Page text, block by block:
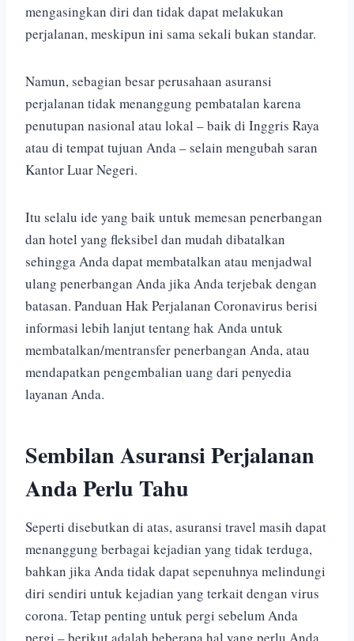
mengasingkan diri dan tidak dapat melakukan
perjalanan, meskipun ini sama sekali bukan standar.
Namun, sebagian besar perusahaan asuransi
perjalanan tidak menanggung pembatalan karena
penutupan nasional atau lokal – baik di Inggris Raya
atau di tempat tujuan Anda – selain mengubah saran
Kantor Luar Negeri.
Itu selalu ide yang baik untuk memesan penerbangan
dan hotel yang fleksibel dan mudah dibatalkan
sehingga Anda dapat membatalkan atau menjadwal
ulang penerbangan Anda jika Anda terjebak dengan
batasan. Panduan Hak Perjalanan Coronavirus berisi
informasi lebih lanjut tentang hak Anda untuk
membatalkan/mentransfer penerbangan Anda, atau
mendapatkan pengembalian uang dari penyedia
layanan Anda.
Sembilan Asuransi Perjalanan
Anda Perlu Tahu
Seperti disebutkan di atas, asuransi travel masih dapat
menanggung berbagai kejadian yang tidak terduga,
bahkan jika Anda tidak dapat sepenuhnya melindungi
diri sendiri untuk kejadian yang terkait dengan virus
corona. Tetap penting untuk pergi sebelum Anda